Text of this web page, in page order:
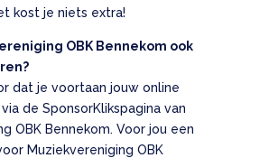
kost je niets extra!
OBK Bennekom ook
dat je voortaan jouw online
de SponsorKlikspagina van
OBK Bennekom. Voor jou een
Muziekvereniging OBK